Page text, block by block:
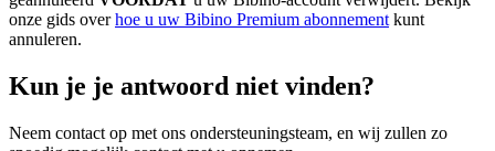
onze gids overhoe u uw Bibino Premium abonnement kunt
annuleren.
Kun je je antwoord niet vinden?
Neem contact op met ons ondersteuningsteam, en wij zullen zo